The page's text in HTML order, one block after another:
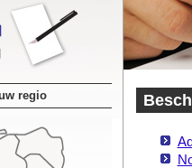
regio